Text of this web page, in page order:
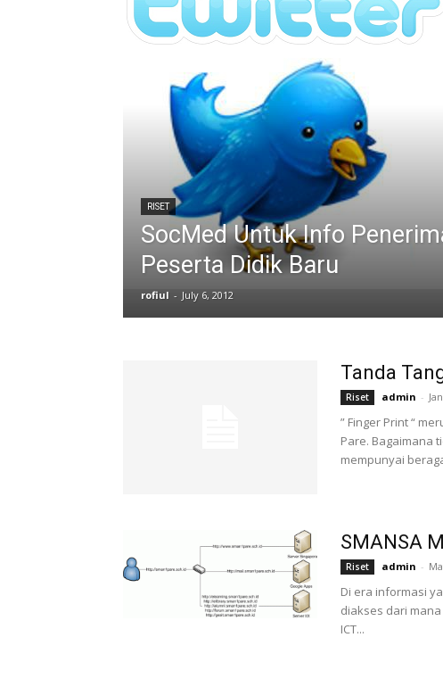
RISET
SocMed Untuk Info
Peserta Didik Baru
rofiul - July 6, 2012
Tanda
Riset admin -
” Finger Print “
Pare. Bagaimana
mempunyai
SMANSA
Riset admin -
Di era informasi
diakses dari
ICT...